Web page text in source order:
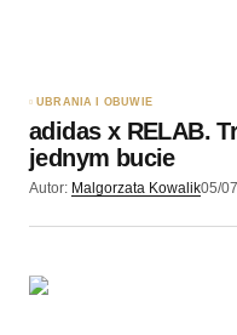
UBRANIA I OBUWIE
adidas x RELAB.
jednym bucie
Autor: Malgorzata Kowalik05/